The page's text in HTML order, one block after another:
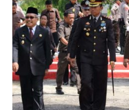
p
o
l
r
e
a
n
t
a